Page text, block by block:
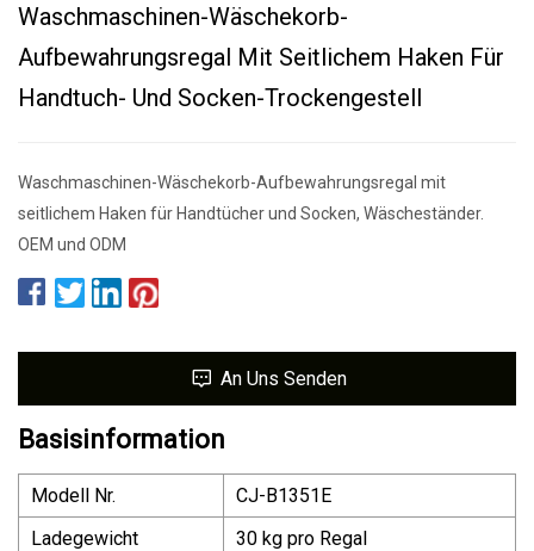
Waschmaschinen-Wäschekorb-
Aufbewahrungsregal Mit Seitlichem Haken Für
Handtuch- Und Socken-Trockengestell
Waschmaschinen-Wäschekorb-Aufbewahrungsregal mit
seitlichem Haken für Handtücher und Socken, Wäscheständer.
OEM und ODM
An Uns Senden
Basisinformation
Modell Nr.
CJ-B1351E
Ladegewicht
30 kg pro Regal